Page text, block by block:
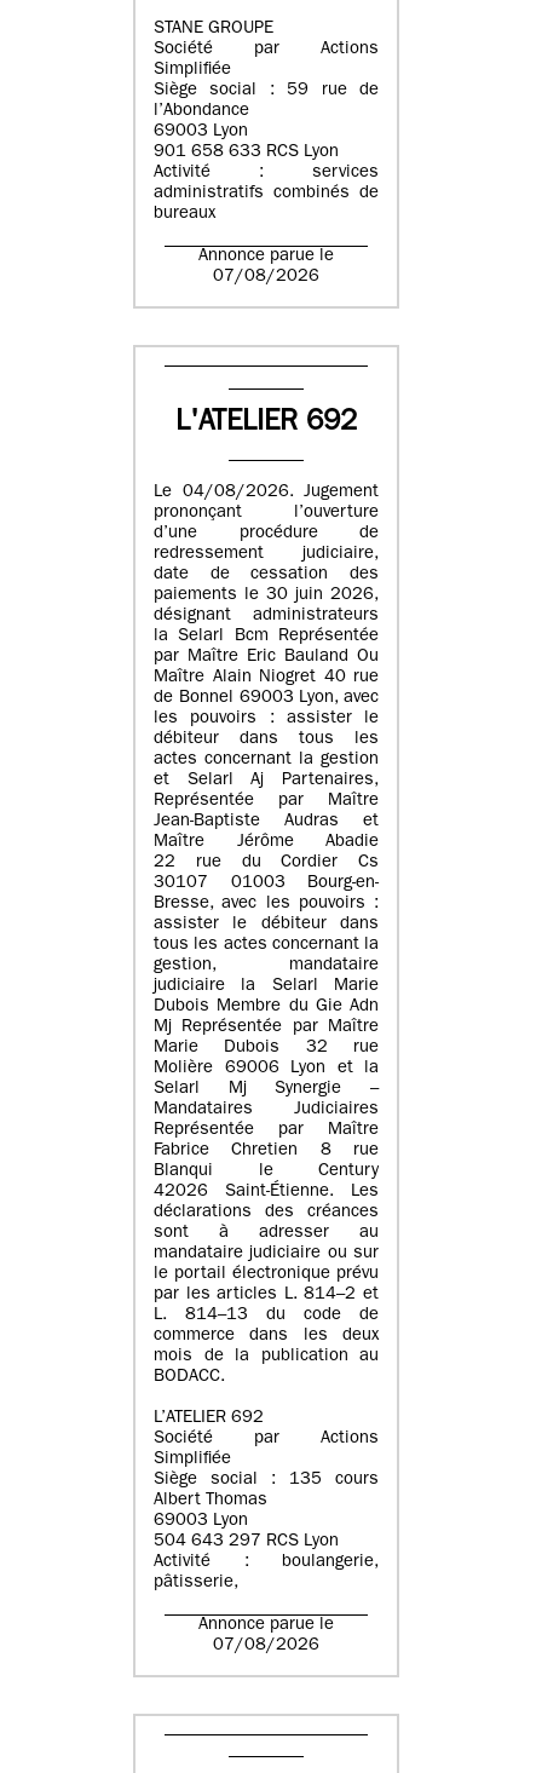
STANE GROUPE
Société par Actions
Simplifiée
Siège social : 59 rue de
l’Abondance
69003 Lyon
901 658 633 RCS Lyon
Activité : services
administratifs combinés de
bureaux
Annonce parue le
07/08/2026
L'ATELIER 692
Le 04/08/2026. Jugement
prononçant l’ouverture
d’une procédure de
redressement judiciaire,
date de cessation des
paiements le 30 juin 2026,
désignant administrateurs
la Selarl Bcm Représentée
par Maître Eric Bauland Ou
Maître Alain Niogret 40 rue
de Bonnel 69003 Lyon, avec
les pouvoirs : assister le
débiteur dans tous les
actes concernant la gestion
et Selarl Aj Partenaires,
Représentée par Maître
Jean-Baptiste Audras et
Maître Jérôme Abadie
22 rue du Cordier Cs
30107 01003 Bourg-en-
Bresse, avec les pouvoirs :
assister le débiteur dans
tous les actes concernant la
gestion, mandataire
judiciaire la Selarl Marie
Dubois Membre du Gie Adn
Mj Représentée par Maître
Marie Dubois 32 rue
Molière 69006 Lyon et la
Selarl Mj Synergie –
Mandataires Judiciaires
Représentée par Maître
Fabrice Chretien 8 rue
Blanqui le Century
42026 Saint-Étienne. Les
déclarations des créances
sont à adresser au
mandataire judiciaire ou sur
le portail électronique prévu
par les articles L. 814–2 et
L. 814–13 du code de
commerce dans les deux
mois de la publication au
BODACC.
L’ATELIER 692
Société par Actions
Simplifiée
Siège social : 135 cours
Albert Thomas
69003 Lyon
504 643 297 RCS Lyon
Activité : boulangerie,
pâtisserie,
Annonce parue le
07/08/2026